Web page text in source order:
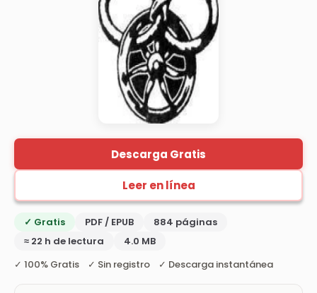
Descarga Gratis
Leer en línea
✓ Gratis PDF / EPUB
884 páginas
≈ 22 h de lectura
4.0 MB
✓ 100% Gratis ✓ Sin registro ✓ Descarga instantánea